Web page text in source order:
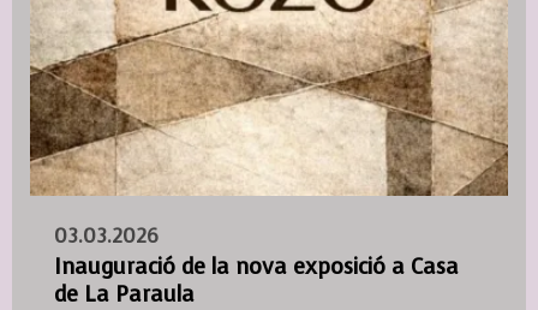
03.03.2026
Inauguració de la nova exposició a Casa
de La Paraula